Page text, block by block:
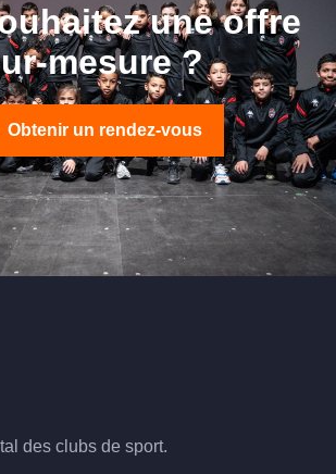
une offre
mesure ?
Obtenir un rendez-vous
des clubs de sport.